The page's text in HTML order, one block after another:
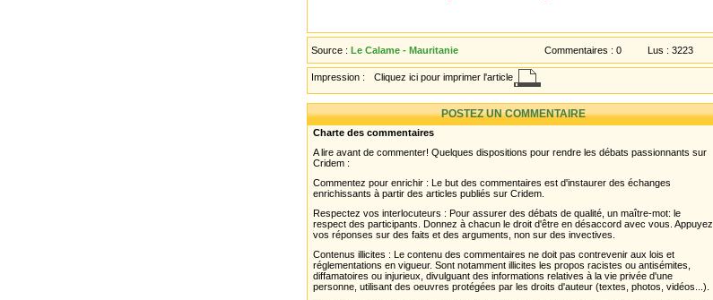
Source : Le Calame - Mauritanie Commentaires : 0 Lus : 3223
Impression : Cliquez ici pour imprimer l'article
POSTEZ UN COMMENTAIRE
Charte des commentaires
A lire avant de commenter! Quelques dispositions pour rendre les débats passionnants sur
Cridem :
Commentez pour enrichir : Le but des commentaires est d'instaurer des échanges
enrichissants à partir des articles publiés sur Cridem.
Respectez vos interlocuteurs : Pour assurer des débats de qualité, un maître-mot: le
respect des participants. Donnez à chacun le droit d'être en désaccord avec vous. Appuyez
vos réponses sur des faits et des arguments, non sur des invectives.
Contenus illicites : Le contenu des commentaires ne doit pas contrevenir aux lois et
réglementations en vigueur. Sont notamment illicites les propos racistes ou antisémites,
diffamatoires ou injurieux, divulguant des informations relatives à la vie privée d'une
personne, utilisant des oeuvres protégées par les droits d'auteur (textes, photos, vidéos...).